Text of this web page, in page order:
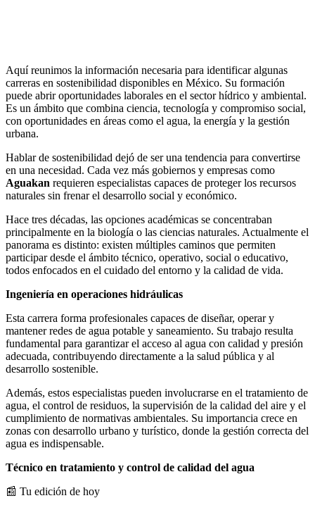
Aquí reunimos la información necesaria para identificar algunas
carreras en sostenibilidad disponibles en México. Su formación
puede abrir oportunidades laborales en el sector hídrico y ambiental.
Es un ámbito que combina ciencia, tecnología y compromiso social,
con oportunidades en áreas como el agua, la energía y la gestión
urbana.
Hablar de sostenibilidad dejó de ser una tendencia para convertirse
en una necesidad. Cada vez más gobiernos y empresas como
Aguakan requieren especialistas capaces de proteger los recursos
naturales sin frenar el desarrollo social y económico.
Hace tres décadas, las opciones académicas se concentraban
principalmente en la biología o las ciencias naturales. Actualmente el
panorama es distinto: existen múltiples caminos que permiten
participar desde el ámbito técnico, operativo, social o educativo,
todos enfocados en el cuidado del entorno y la calidad de vida.
Ingeniería en operaciones hidráulicas
Esta carrera forma profesionales capaces de diseñar, operar y
mantener redes de agua potable y saneamiento. Su trabajo resulta
fundamental para garantizar el acceso al agua con calidad y presión
adecuada, contribuyendo directamente a la salud pública y al
desarrollo sostenible.
Además, estos especialistas pueden involucrarse en el tratamiento de
agua, el control de residuos, la supervisión de la calidad del aire y el
cumplimiento de normativas ambientales. Su importancia crece en
zonas con desarrollo urbano y turístico, donde la gestión correcta del
agua es indispensable.
Técnico en tratamiento y control de calidad del agua
📰 Tu edición de hoy